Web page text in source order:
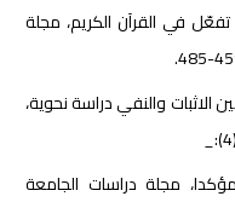
دلالة صيغة تفعّل في القرآن الكريم، مجلة
إن المخففة بين الاثبات والنفي دراسة نحوية،
مجلة دراسات الجامعة